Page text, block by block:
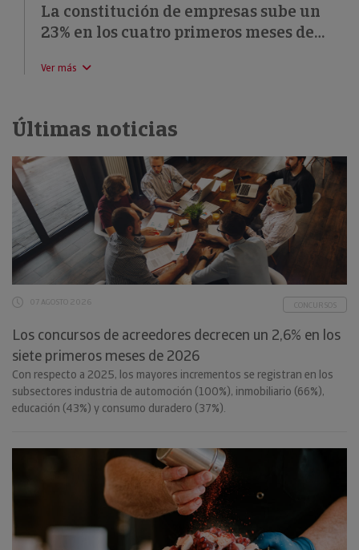
La constitución de empresas sube un
23% en los cuatro primeros meses de
Ver más
Últimas noticias
07 AGOSTO 2026 CONCURSOS
Los concursos de acreedores decrecen un 2,6% en los
siete primeros meses de 2026
Con respecto a 2025, los mayores incrementos se registran en los
subsectores industria de automoción (100%), inmobiliario (66%),
educación (43%) y consumo duradero (37%).